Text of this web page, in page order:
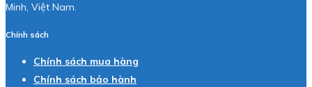
Minh, Việt Nam.
Chính sách
Chính sách mua hàng
Chính sách bảo hành